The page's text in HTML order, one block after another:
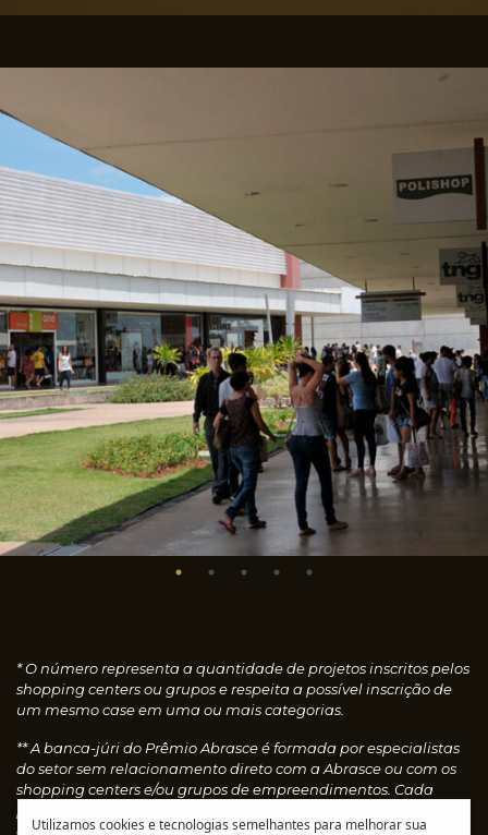
* O número representa a quantidade de projetos inscritos pelos
shopping centers ou grupos e respeita a possível inscrição de
um mesmo case em uma ou mais categorias.
** A banca-júri do Prêmio Abrasce é formada por especialistas
do setor sem relacionamento direto com a Abrasce ou com os
shopping centers e/ou grupos de empreendimentos. Cada
concedendo notas, que são calculadas automaticamente e
Utilizamos cookies e tecnologias semelhantes para melhorar sua